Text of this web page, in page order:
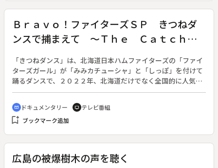
ンソン病の患者の交流会も開催し、同じ悩みを抱えた人たち
の“心のよりどころ”を作っている。私生活では、ともに暮らす
１０３歳の母の介護もしている。しかし、岡村さんは難病を患
っても、どれだけ忙しくても笑顔を忘れず、前向きに生きてい
思いの中、「今のうちに、今のうちに」と日々絵筆をと
る。“残された時間”の中で、懸命に日々を過ごしている彼女の
姿を追った。
Ｂｒａｖｏ！ファイターズＳＰ きつねダ
ンスで捕まえて ～Ｔｈｅ Ｃａｔｃｈｅ
「きつねダンス」は、北海道日本ハムファイターズの「ファイ
ターズガール」が「みみカチューシャ」と「しっぽ」を付けて
踊るダンスで、２０２２年、北海道だけでなく全国的に人気が
爆発し、流行語大賞にもノミネートされた。しかし、可愛らし
い笑顔を見せるファイターズガールの裏側には、壮絶な産みの
苦しみがあった。２０２２年１２月、２０２３年シーズンの新
メンバーオーディションが行われ、「ファイターズガールにな
は、そのオーディションと厳しいレッスンの舞台裏に密着。周
りからの期待によるプレッシャーがかかる彼女たちが、苦悩し
ながら、世界がまだ見ぬボールパーク・エスコンフィールドＨ
cinematic_blur ドキュメンタリー tv テレビ番組
bookmark_add ブックマーク追加
広島の被爆樹木の声を聴く